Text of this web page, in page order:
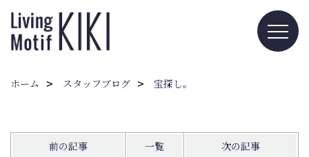
ホーム スタッフブログ 宝探し。
前の記事 一覧 次の記事